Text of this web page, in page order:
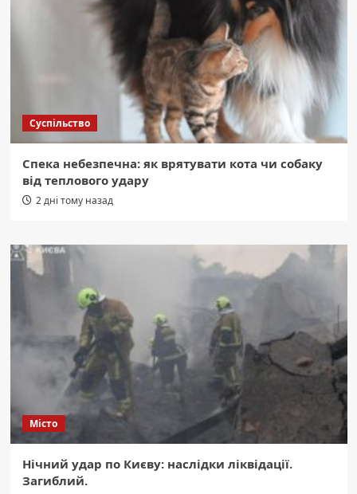
Суспільство
Спека небезпечна: як врятувати кота чи собаку
від теплового удару
2 дні тому назад
Місто
Нічний удар по Києву: наслідки ліквідації.
Загиблий.